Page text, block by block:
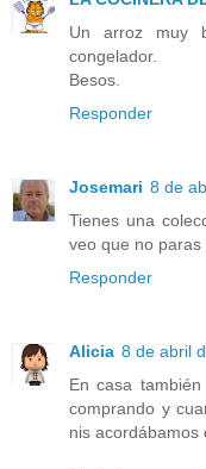
Un arroz muy
congelador.
Besos.
Responder
Josemari 8 de
Tienes una
veo que no
Responder
Alicia 8 de abril
En casa
comprando y
nis acordábamos